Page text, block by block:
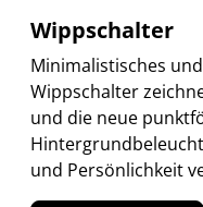
Wippschalter
Minimalistisches
Wippschalter
und die neue
und Persönlichkeit